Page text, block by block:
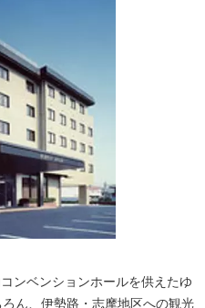
ンベンションホールを供えたゆ
ん、伊勢路・志摩地区への観光